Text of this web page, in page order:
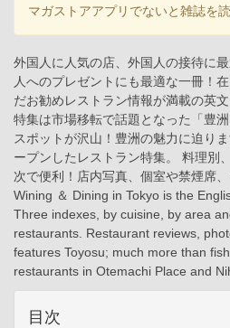
マガストアアプリでないと雑誌を
外国人に人気の店、外国人の接待に
人へのプレゼントにも最適な一冊！
だお勧めレストラン情報が満載の英
特集は市場移転で話題となった「豊
スポットが沢山！豊洲の魅力に迫り
ープンしたレストラン特集。 料理別
次で便利！店内写真、個室や禁煙席
Wining ＆ Dining in Tokyo is the
Three indexes, by cuisine, by area
restaurants. Restaurant reviews,
features Toyosu; much more than
restaurants in Otemachi Place and
目次